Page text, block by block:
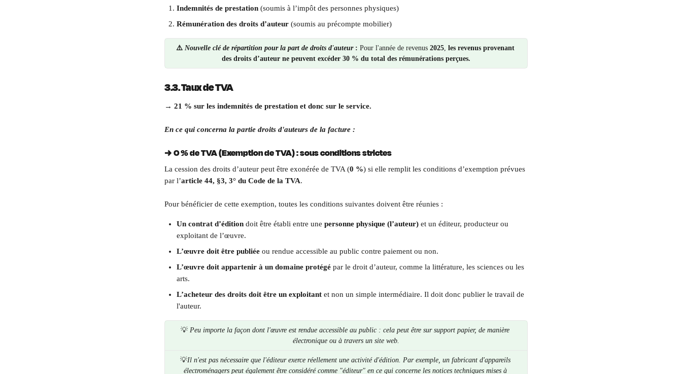
Indemnités de prestation (soumis à l’impôt des personnes physiques)
Rémunération des droits d’auteur (soumis au précompte mobilier)
⚠️ Nouvelle clé de répartition pour la part de droits d'auteur : Pour l'année de revenus 2025, les revenus provenant
des droits d’auteur ne peuvent excéder 30 % du total des rémunérations perçues.
3.3. Taux de TVA
→ 21 % sur les indemnités de prestation et donc sur le service.
En ce qui concerna la partie droits d'auteurs de la facture :
→ 0 % de TVA (Exemption de TVA) : sous conditions strictes
La cession des droits d’auteur peut être exonérée de TVA (0 %) si elle remplit les conditions d’exemption prévues
par l’article 44, §3, 3° du Code de la TVA.
Pour bénéficier de cette exemption, toutes les conditions suivantes doivent être réunies :
Un contrat d’édition doit être établi entre une personne physique (l’auteur) et un éditeur, producteur ou
exploitant de l’œuvre.
L’œuvre doit être publiée ou rendue accessible au public contre paiement ou non.
L’œuvre doit appartenir à un domaine protégé par le droit d’auteur, comme la littérature, les sciences ou les
arts.
L’acheteur des droits doit être un exploitant et non un simple intermédiaire. Il doit donc publier le travail de
l'auteur.
💡 Peu importe la façon dont l'œuvre est rendue accessible au public : cela peut être sur support papier, de manière
électronique ou à travers un site web.
💡Il n'est pas nécessaire que l'éditeur exerce réellement une activité d'édition. Par exemple, un fabricant d'appareils
électroménagers peut également être considéré comme "éditeur" en ce qui concerne les notices techniques mises à